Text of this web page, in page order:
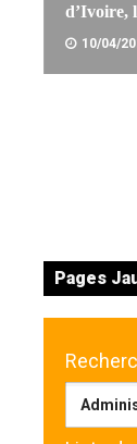
d’Ivoire,
10/04/
Pages